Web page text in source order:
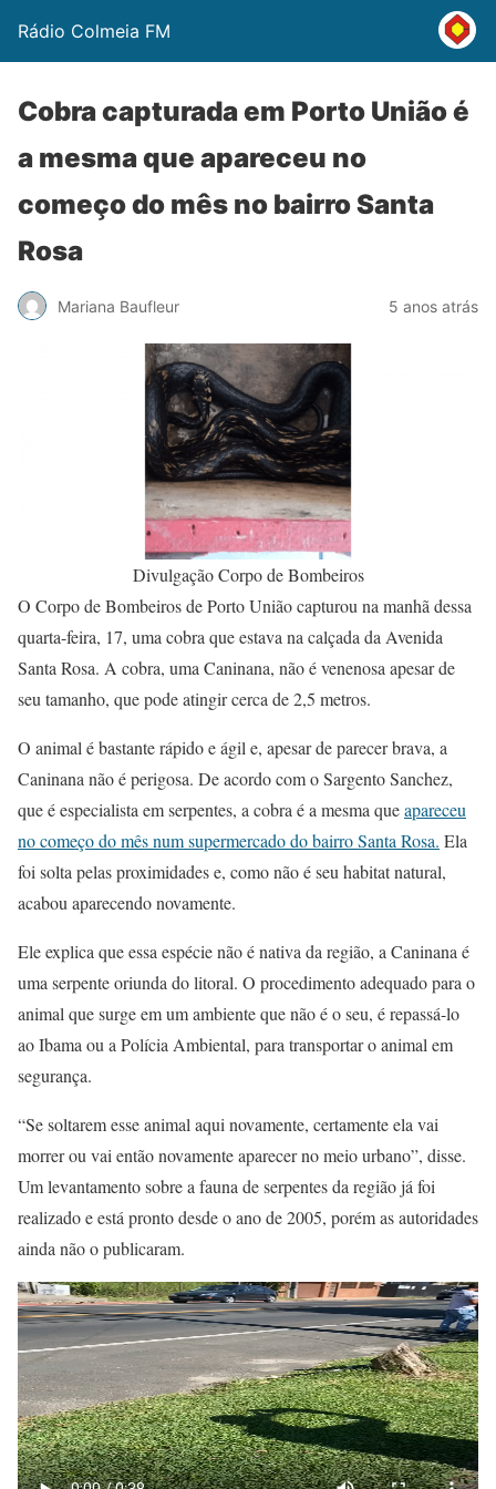
Rádio Colmeia FM
Cobra capturada em Porto União é
a mesma que apareceu no
começo do mês no bairro Santa
Rosa
Mariana Baufleur 5 anos atrás
Divulgação Corpo de Bombeiros
O Corpo de Bombeiros de Porto União capturou na manhã dessa
quarta-feira, 17, uma cobra que estava na calçada da Avenida
Santa Rosa. A cobra, uma Caninana, não é venenosa apesar de
seu tamanho, que pode atingir cerca de 2,5 metros.
O animal é bastante rápido e ágil e, apesar de parecer brava, a
Caninana não é perigosa. De acordo com o Sargento Sanchez,
que é especialista em serpentes, a cobra é a mesma queapareceu
no começo do mês num supermercado do bairro Santa Rosa. Ela
foi solta pelas proximidades e, como não é seu habitat natural,
acabou aparecendo novamente.
Ele explica que essa espécie não é nativa da região, a Caninana é
uma serpente oriunda do litoral. O procedimento adequado para o
animal que surge em um ambiente que não é o seu, é repassá-lo
ao Ibama ou a Polícia Ambiental, para transportar o animal em
segurança.
“Se soltarem esse animal aqui novamente, certamente ela vai
morrer ou vai então novamente aparecer no meio urbano”, disse.
Um levantamento sobre a fauna de serpentes da região já foi
realizado e está pronto desde o ano de 2005, porém as autoridades
ainda não o publicaram.